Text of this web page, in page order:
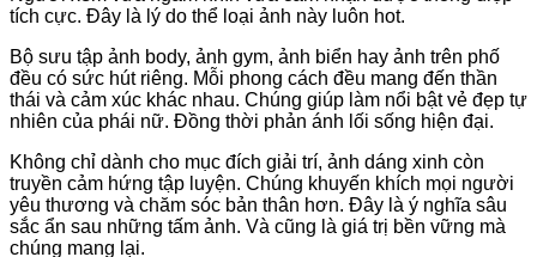
tích cực. Đây là lý do thể loại ảnh này luôn hot.
Bộ sưu tập ảnh body, ảnh gym, ảnh biển hay ảnh trên phố
đều có sức hút riêng. Mỗi phong cách đều mang đến thần
thái và cảm xúc khác nhau. Chúng giúp làm nổi bật vẻ đẹp tự
nhiên của phái nữ. Đồng thời phản ánh lối sống hiện đại.
Không chỉ dành cho mục đích giải trí, ảnh dáng xinh còn
truyền cảm hứng tập luyện. Chúng khuyến khích mọi người
yêu thương và chăm sóc bản thân hơn. Đây là ý nghĩa sâu
sắc ẩn sau những tấm ảnh. Và cũng là giá trị bền vững mà
chúng mang lại.